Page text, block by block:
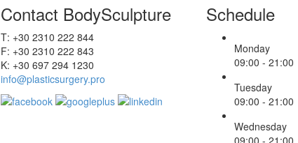
Contact BodySculpture
Τ: +30 2310 222 844
F: +30 2310 222 843
Κ: +30 697 294 1230
info@plasticsurgery.pro
Schedule
Monday
09:00 - 21:00
Tuesday
09:00 - 21:00
Wednesday
09:00 - 21:00